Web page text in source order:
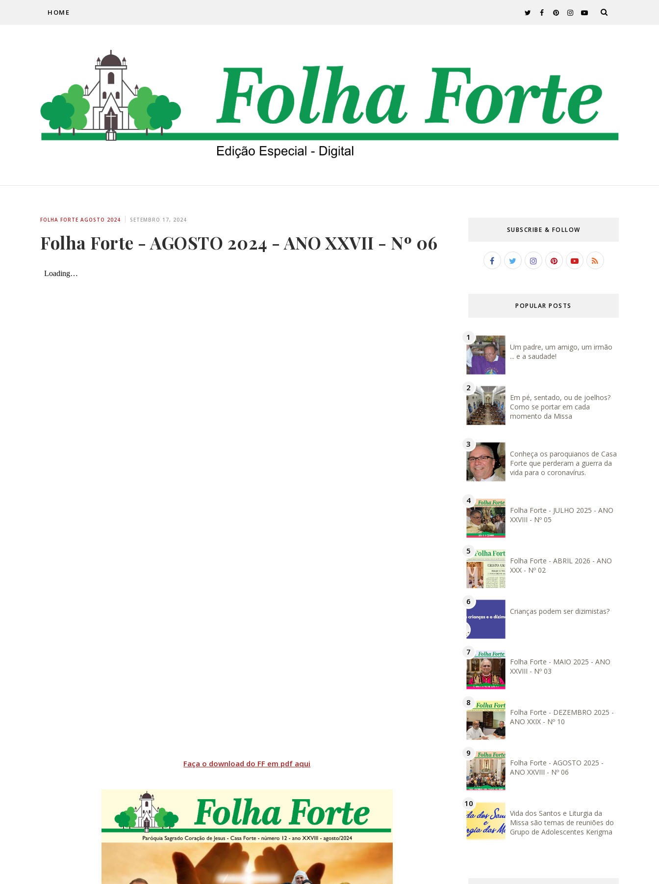
HOME
FOLHA FORTE AGOSTO 2024 SETEMBRO 17, 2024
Folha Forte - AGOSTO 2024 - ANO XXVII - Nº 06
Faça o download do FF em pdf aqui
SUBSCRIBE & FOLLOW
POPULAR POSTS
Um padre, um amigo, um irmão
... e a saudade!
Em pé, sentado, ou de joelhos?
Como se portar em cada
momento da Missa
Conheça os paroquianos de Casa
Forte que perderam a guerra da
vida para o coronavírus.
Folha Forte - JULHO 2025 - ANO
XXVIII - Nº 05
Folha Forte - ABRIL 2026 - ANO
XXX - Nº 02
Crianças podem ser dizimistas?
Folha Forte - MAIO 2025 - ANO
XXVIII - Nº 03
Folha Forte - DEZEMBRO 2025 -
ANO XXIX - Nº 10
Folha Forte - AGOSTO 2025 -
ANO XXVIII - Nº 06
Vida dos Santos e Liturgia da
Missa são temas de reuniões do
Grupo de Adolescentes Kerigma